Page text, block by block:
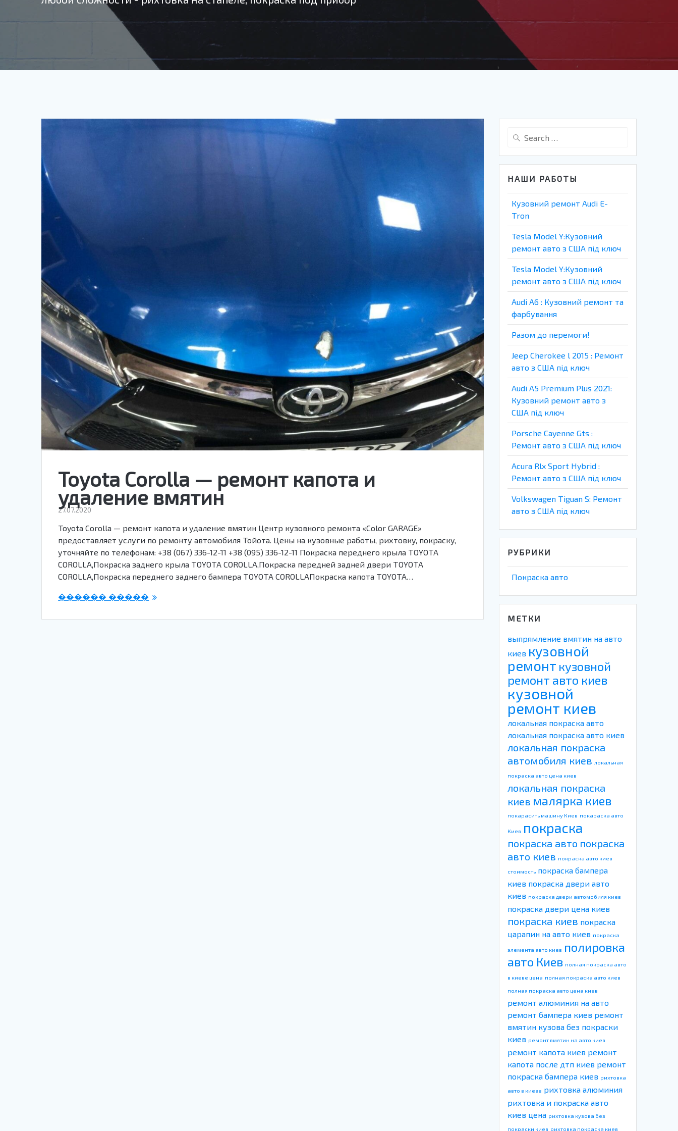
Toyota Corolla — ремонт капота и
удаление вмятин
27.07.2020
Toyota Corolla — ремонт капота и удаление вмятин Центр кузовного ремонта «Color GARAGE»
предоставляет услуги по ремонту автомобиля Тойота. Цены на кузовные работы, рихтовку, покраску,
уточняйте по телефонам: +38 (067) 336-12-11 +38 (095) 336-12-11 Покраска переднего крыла TOYOTA
COROLLA,Покраска заднего крыла TOYOTA COROLLA,Покраска передней задней двери TOYOTA
COROLLA,Покраска переднего заднего бампера TOYOTA COROLLAПокраска капота TOYOTA…
������ �����
Search
НАШИ РАБОТЫ
Кузовний ремонт Audi E-
Tron
Tesla Model Y:Кузовний
ремонт авто з США під ключ
Tesla Model Y:Кузовний
ремонт авто з США під ключ
Audi A6 : Кузовний ремонт та
фарбування
Разом до перемоги!
Jeep Cherokee l 2015 : Ремонт
авто з США під ключ
Audi A5 Premium Plus 2021:
Кузовний ремонт авто з
США під ключ
Porsche Cayenne Gts :
Ремонт авто з США під ключ
Acura Rlx Sport Hybrid :
Ремонт авто з США під ключ
Volkswagen Tiguan S: Ремонт
авто з США під ключ
РУБРИКИ
Покраска авто
МЕТКИ
выпрямление вмятин на авто
киев кузовной
ремонт кузовной
ремонт авто киев
кузовной
ремонт киев
локальная покраска авто
локальная покраска авто киев
локальная покраска
автомобиля киев локальная
покраска авто цена киев
локальная покраска
киев малярка киев
покарасить машину Киев покараска авто
Киев покраска
покраска авто покраска
авто киев покраска авто киев
стоимость покраска бампера
киев покраска двери авто
киев покраска двери автомобиля киев
покраска двери цена киев
покраска киев покраска
царапин на авто киев покраска
элемента авто киев полировка
авто Киев полная покраска авто
в киеве цена полная покраска авто киев
полная покраска авто цена киев
ремонт алюминия на авто
ремонт бампера киев ремонт
вмятин кузова без покраски
киев ремонт вмятин на авто киев
ремонт капота киев ремонт
капота после дтп киев ремонт
покраска бампера киев рихтовка
авто в киеве рихтовка алюминия
рихтовка и покраска авто
киев цена рихтовка кузова без
покраски киев рихтовка покраска киев